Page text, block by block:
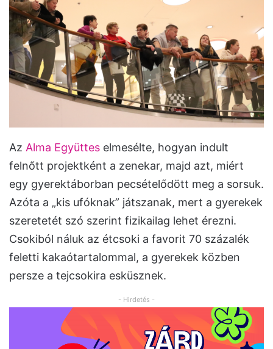
Az Alma Együttes elmesélte, hogyan indult
felnőtt projektként a zenekar, majd azt, miért
egy gyerektáborban pecsételődött meg a sorsuk.
Azóta a „kis ufóknak” játszanak, mert a gyerekek
szeretetét szó szerint fizikailag lehet érezni.
Csokiból náluk az étcsoki a favorit 70 százalék
feletti kakaótartalommal, a gyerekek közben
persze a tejcsokira esküsznek.
- Hirdetés -